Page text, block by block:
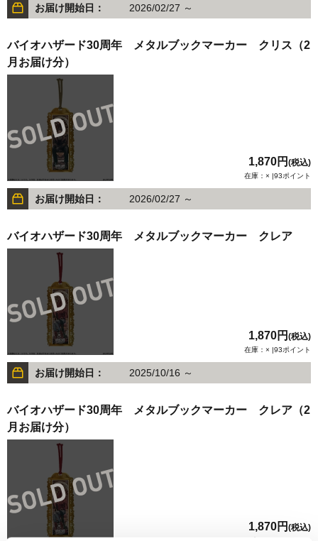
お届け開始日： 2026/02/27 ～
バイオハザード30周年 メタルブックマーカー クリス（2
月お届け分）
1,870円 (税込)
在庫：× |93ポイント
お届け開始日： 2026/02/27 ～
バイオハザード30周年 メタルブックマーカー クレア
1,870円 (税込)
在庫：× |93ポイント
お届け開始日： 2025/10/16 ～
バイオハザード30周年 メタルブックマーカー クレア（2
月お届け分）
1,870円 (税込)